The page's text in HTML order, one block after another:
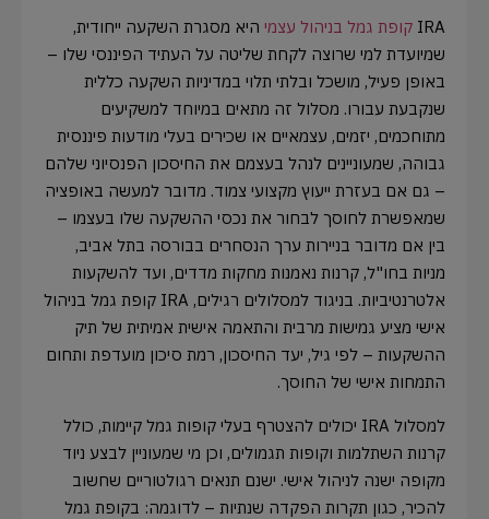
IRA קופת גמל בניהול עצמי היא מסגרת השקעה ייחודית,
שמיועדת למי שרוצה לקחת שליטה על העתיד הפיננסי שלו –
באופן פעיל, מושכל ובלתי תלוי במדיניות השקעה כללית
שנקבעת עבורו. מסלול זה מתאים במיוחד למשקיעים
מתוחכמים, יזמים, עצמאיים או שכירים בעלי מודעות פיננסית
גבוהה, שמעוניינים לנהל בעצמם את החיסכון הפנסיוני שלהם
– גם אם בעזרת ייעוץ מקצועי צמוד. מדובר למעשה באופציה
שמאפשרת לחוסך לבחור את נכסי ההשקעה שלו בעצמו –
בין אם מדובר בניירות ערך הנסחרים בבורסה בתל אביב,
מניות בחו"ל, קרנות נאמנות מחקות מדדים, ועד להשקעות
אלטרנטיביות. בניגוד למסלולים רגילים, IRA קופת גמל בניהול
אישי מציע גמישות מרבית והתאמה אישית אמיתית של תיק
ההשקעות – לפי גיל, יעד החיסכון, רמת סיכון מועדפת ותחום
התמחות אישי של החוסך.
למסלול IRA יכולים להצטרף בעלי קופות גמל קיימות, כולל
קרנות השתלמות וקופות תגמולים, וכן מי שמעוניין לבצע ניוד
מקופה ישנה לניהול אישי. ישנם תנאים רגולטוריים שחשוב
להכיר, כגון תקרות הפקדה שנתיות – לדוגמה: בקופת גמל